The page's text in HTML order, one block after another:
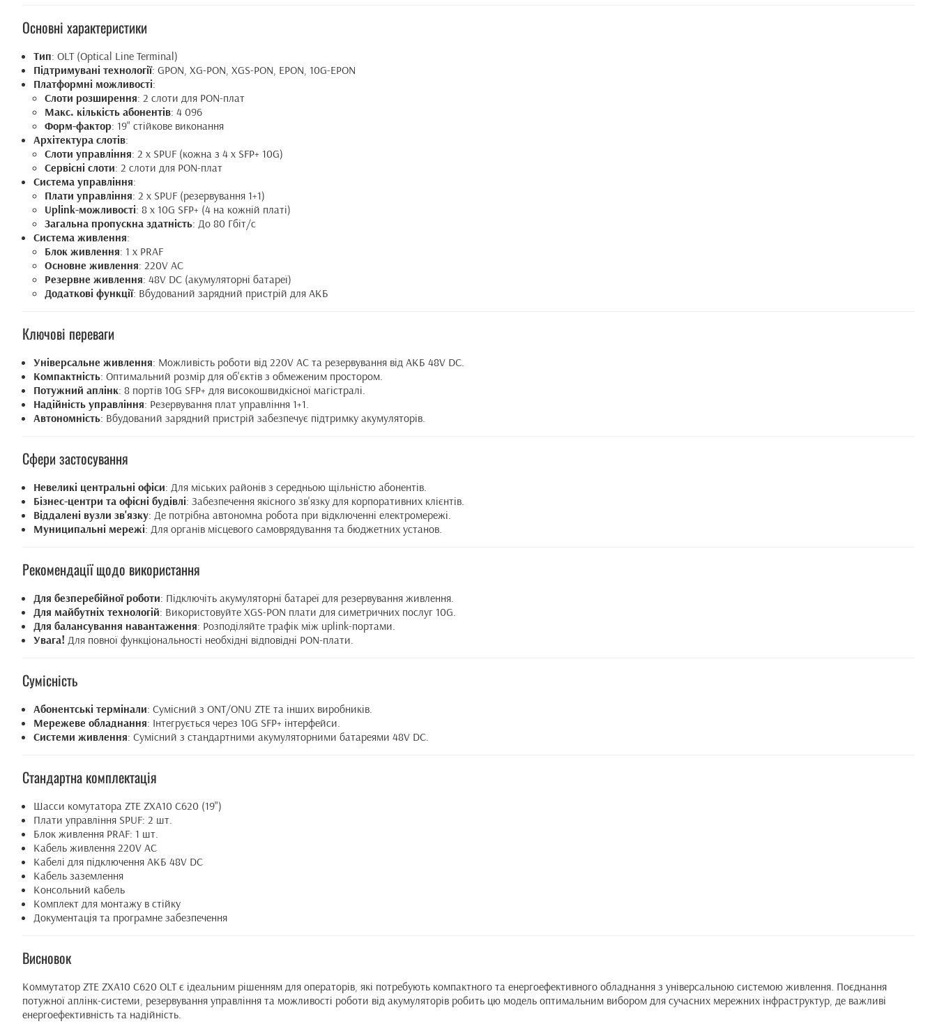
Основні характеристики
Тип: OLT (Optical Line Terminal)
Підтримувані технології: GPON, XG-PON, XGS-PON, EPON, 10G-EPON
Платформні можливості:
Слоти розширення: 2 слоти для PON-плат
Макс. кількість абонентів: 4 096
Форм-фактор: 19" стійкове виконання
Архітектура слотів:
Слоти управління: 2 x SPUF (кожна з 4 x SFP+ 10G)
Сервісні слоти: 2 слоти для PON-плат
Система управління:
Плати управління: 2 x SPUF (резервування 1+1)
Uplink-можливості: 8 x 10G SFP+ (4 на кожній платі)
Загальна пропускна здатність: До 80 Гбіт/с
Система живлення:
Блок живлення: 1 x PRAF
Основне живлення: 220V AC
Резервне живлення: 48V DC (акумуляторні батареї)
Додаткові функції: Вбудований зарядний пристрій для АКБ
Ключові переваги
Універсальне живлення: Можливість роботи від 220V AC та резервування від АКБ 48V DC.
Компактність: Оптимальний розмір для об'єктів з обмеженим простором.
Потужний аплінк: 8 портів 10G SFP+ для високошвидкісної магістралі.
Надійність управління: Резервування плат управління 1+1.
Автономність: Вбудований зарядний пристрій забезпечує підтримку акумуляторів.
Сфери застосування
Невеликі центральні офіси: Для міських районів з середньою щільністю абонентів.
Бізнес-центри та офісні будівлі: Забезпечення якісного зв'язку для корпоративних клієнтів.
Віддалені вузли зв'язку: Де потрібна автономна робота при відключенні електромережі.
Муниципальні мережі: Для органів місцевого самоврядування та бюджетних установ.
Рекомендації щодо використання
Для безперебійної роботи: Підключіть акумуляторні батареї для резервування живлення.
Для майбутніх технологій: Використовуйте XGS-PON плати для симетричних послуг 10G.
Для балансування навантаження: Розподіляйте трафік між uplink-портами.
Увага! Для повної функціональності необхідні відповідні PON-плати.
Сумісність
Абонентські термінали: Сумісний з ONT/ONU ZTE та інших виробників.
Мережеве обладнання: Інтегрується через 10G SFP+ інтерфейси.
Системи живлення: Сумісний з стандартними акумуляторними батареями 48V DC.
Стандартна комплектація
Шасси комутатора ZTE ZXA10 C620 (19")
Плати управління SPUF: 2 шт.
Блок живлення PRAF: 1 шт.
Кабель живлення 220V AC
Кабелі для підключення АКБ 48V DC
Кабель заземлення
Консольний кабель
Комплект для монтажу в стійку
Документація та програмне забезпечення
Висновок
Коммутатор ZTE ZXA10 C620 OLT є ідеальним рішенням для операторів, які потребують компактного та енергоефективного обладнання з універсальною системою живлення. Поєднання
потужної аплінк-системи, резервування управління та можливості роботи від акумуляторів робить цю модель оптимальним вибором для сучасних мережних інфраструктур, де важливі
енергоефективність та надійність.